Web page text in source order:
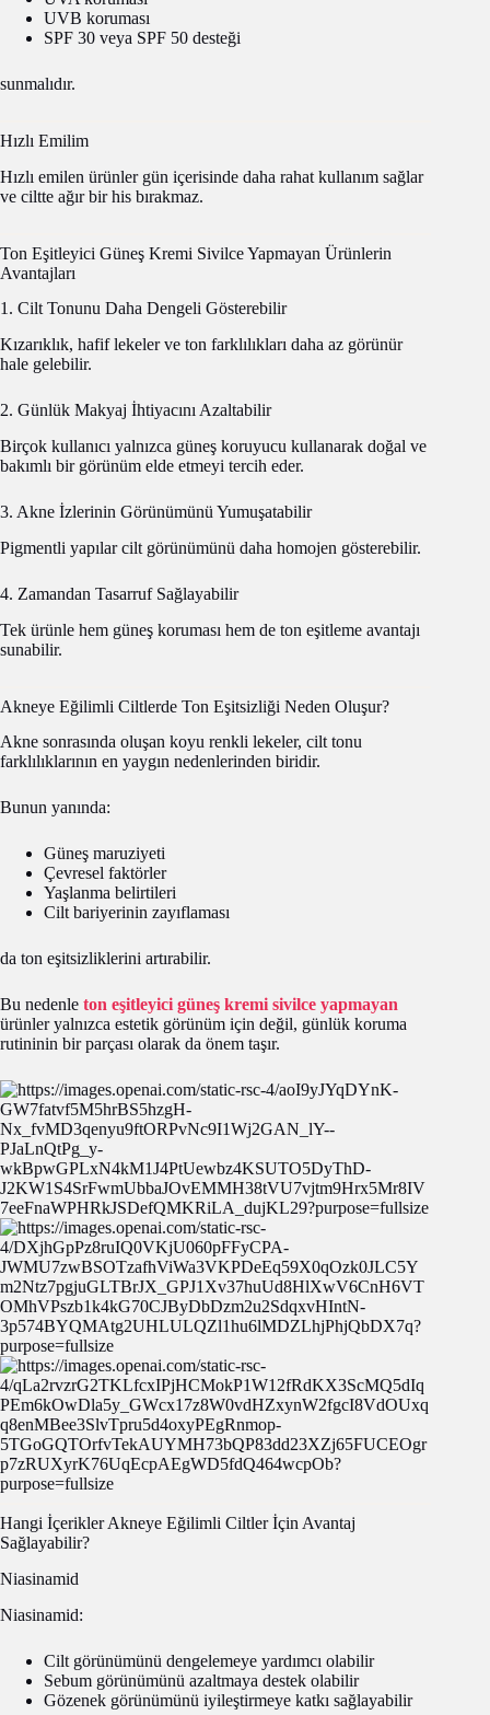
UVB koruması
SPF 30 veya SPF 50 desteği
sunmalıdır.
Hızlı Emilim
Hızlı emilen ürünler gün içerisinde daha rahat kullanım sağlar
ve ciltte ağır bir his bırakmaz.
Ton Eşitleyici Güneş Kremi Sivilce Yapmayan Ürünlerin
Avantajları
1. Cilt Tonunu Daha Dengeli Gösterebilir
Kızarıklık, hafif lekeler ve ton farklılıkları daha az görünür
hale gelebilir.
2. Günlük Makyaj İhtiyacını Azaltabilir
Birçok kullanıcı yalnızca güneş koruyucu kullanarak doğal ve
bakımlı bir görünüm elde etmeyi tercih eder.
3. Akne İzlerinin Görünümünü Yumuşatabilir
Pigmentli yapılar cilt görünümünü daha homojen gösterebilir.
4. Zamandan Tasarruf Sağlayabilir
Tek ürünle hem güneş koruması hem de ton eşitleme avantajı
sunabilir.
Akneye Eğilimli Ciltlerde Ton Eşitsizliği Neden Oluşur?
Akne sonrasında oluşan koyu renkli lekeler, cilt tonu
farklılıklarının en yaygın nedenlerinden biridir.
Bunun yanında:
Güneş maruziyeti
Çevresel faktörler
Yaşlanma belirtileri
Cilt bariyerinin zayıflaması
da ton eşitsizliklerini artırabilir.
Bu nedenle ton eşitleyici güneş kremi sivilce yapmayan
ürünler yalnızca estetik görünüm için değil, günlük koruma
rutininin bir parçası olarak da önem taşır.
Hangi İçerikler Akneye Eğilimli Ciltler İçin Avantaj
Sağlayabilir?
Niasinamid
Niasinamid:
Cilt görünümünü dengelemeye yardımcı olabilir
Sebum görünümünü azaltmaya destek olabilir
Gözenek görünümünü iyileştirmeye katkı sağlayabilir